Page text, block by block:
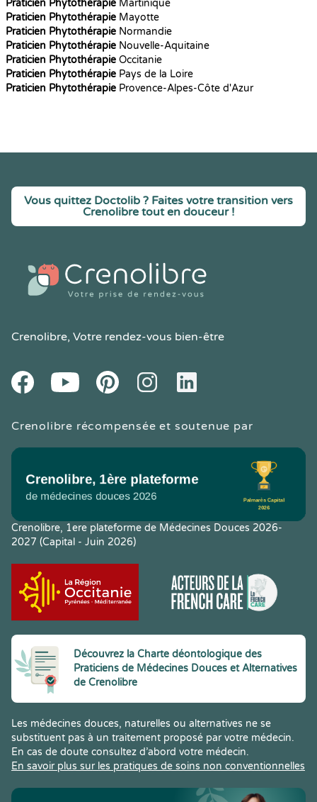
Praticien Phytothérapie Martinique
Praticien Phytothérapie Mayotte
Praticien Phytothérapie Normandie
Praticien Phytothérapie Nouvelle-Aquitaine
Praticien Phytothérapie Occitanie
Praticien Phytothérapie Pays de la Loire
Praticien Phytothérapie Provence-Alpes-Côte d'Azur
Vous quittez Doctolib ? Faites votre transition vers
Crenolibre tout en douceur !
Crenolibre, Votre rendez-vous bien-être
FacebookYoutube PinteresetInstagramLinkedIn
Crenolibre récompensée et soutenue par
Crenolibre, 1ere plateforme de Médecines Douces 2026-
2027 (Capital - Juin 2026)
Découvrez la Charte déontologique des
Praticiens de Médecines Douces et Alternatives
de Crenolibre
Les médecines douces, naturelles ou alternatives ne se
substituent pas à un traitement proposé par votre médecin.
En cas de doute consultez d’abord votre médecin.
En savoir plus sur les pratiques de soins non conventionnelles